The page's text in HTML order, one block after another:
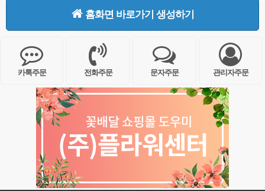
홈화면 바로가기 생성하기
카톡주문 전화주문 문자주문 관리자주문